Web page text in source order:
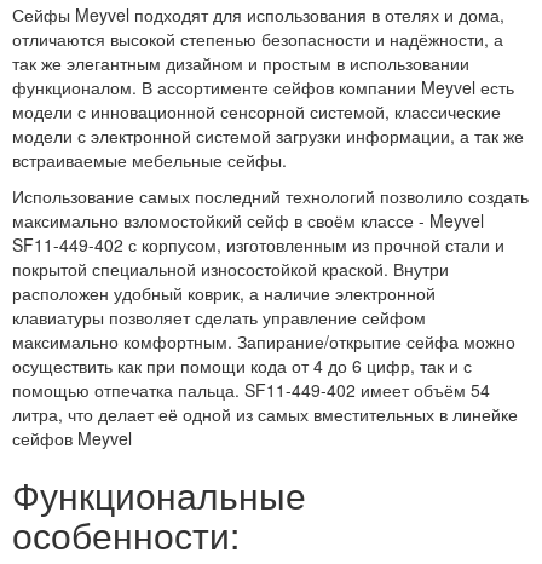
Сейфы Meyvel подходят для использования в отелях и дома,
отличаются высокой степенью безопасности и надёжности, а
так же элегантным дизайном и простым в использовании
функционалом. В ассортименте сейфов компании Meyvel есть
модели с инновационной сенсорной системой, классические
модели с электронной системой загрузки информации, а так же
встраиваемые мебельные сейфы.
Использование самых последний технологий позволило создать
максимально взломостойкий сейф в своём классе - Meyvel
SF11-449-402 с корпусом, изготовленным из прочной стали и
покрытой специальной износостойкой краской. Внутри
расположен удобный коврик, а наличие электронной
клавиатуры позволяет сделать управление сейфом
максимально комфортным. Запирание/открытие сейфа можно
осуществить как при помощи кода от 4 до 6 цифр, так и с
помощью отпечатка пальца. SF11-449-402 имеет объём 54
литра, что делает её одной из самых вместительных в линейке
сейфов Meyvel
Функциональные
особенности: